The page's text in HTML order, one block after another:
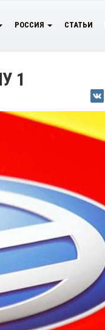
РОССИЯ СТАТЬИ
1